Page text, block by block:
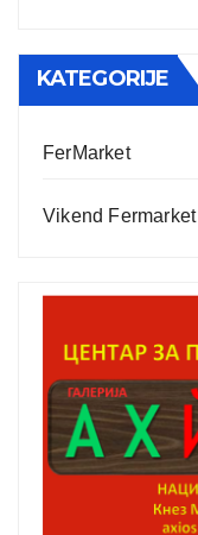
KATEGORIJE
FerMarket
Vikend Fermarket